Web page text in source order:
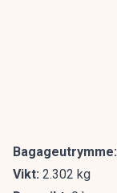
Bagageutrymme:
Vikt: 2.302 kg